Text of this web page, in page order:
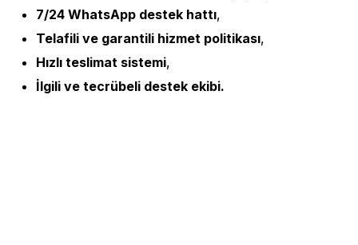
7/24 WhatsApp destek hattı,
Telafili ve garantili hizmet politikası,
Hızlı teslimat sistemi,
İlgili ve tecrübeli destek ekibi.